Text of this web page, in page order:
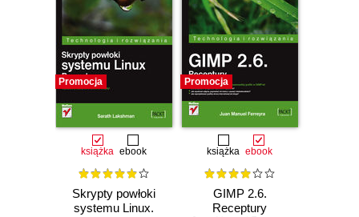
Promocja
książka ebook
Skrypty powłoki
systemu Linux.
Promocja
książka ebook
GIMP 2.6.
Receptury